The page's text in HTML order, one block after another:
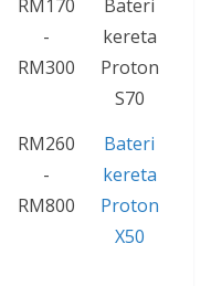
RM170
-
RM300
Bateri
kereta
Proton
S70
RM260
-
RM800
Bateri
kereta
Proton
X50